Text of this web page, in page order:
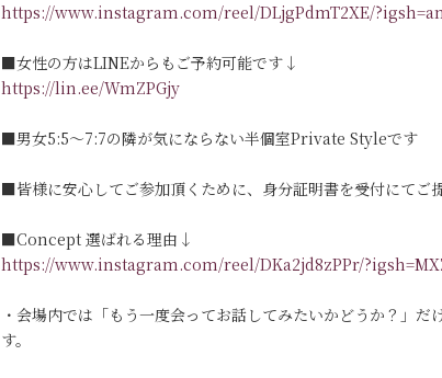
https://www.instagram.com/reel/DLjgPdmT2XE/
■女性の方はLINEからもご予約可能です↓
https://lin.ee/WmZPGjy
■男女5:5～7:7の隣が気にならない半個室Private Styleです
■皆様に安心してご参加頂くために、身分証明書を受付にてご
■Concept 選ばれる理由↓
https://www.instagram.com/reel/DKa2jd8zPPr/
・会場内では「もう一度会ってお話してみたいかどうか？」
す。